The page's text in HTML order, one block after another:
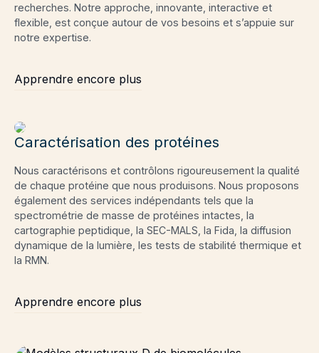
recherches. Notre approche, innovante, interactive et
flexible, est conçue autour de vos besoins et s’appuie sur
notre expertise.
Apprendre encore plus
Caractérisation des protéines
Nous caractérisons et contrôlons rigoureusement la qualité
de chaque protéine que nous produisons. Nous proposons
également des services indépendants tels que la
spectrométrie de masse de protéines intactes, la
cartographie peptidique, la SEC-MALS, la Fida, la diffusion
dynamique de la lumière, les tests de stabilité thermique et
la RMN.
Apprendre encore plus